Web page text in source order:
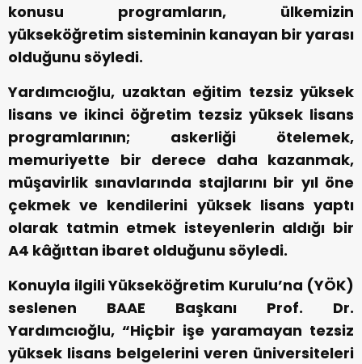
konusu programların, ülkemizin
yükseköğretim sisteminin kanayan bir yarası
olduğunu söyledi.
Yardımcıoğlu, uzaktan eğitim tezsiz yüksek
lisans ve ikinci öğretim tezsiz yüksek lisans
programlarının; askerliği ötelemek,
memuriyette bir derece daha kazanmak,
müşavirlik sınavlarında stajlarını bir yıl öne
çekmek ve kendilerini yüksek lisans yaptı
olarak tatmin etmek isteyenlerin aldığı bir
A4 kâğıttan ibaret olduğunu söyledi.
Konuyla ilgili Yükseköğretim Kurulu’na (YÖK)
seslenen BAAE Başkanı Prof. Dr.
Yardımcıoğlu, “Hiçbir işe yaramayan tezsiz
yüksek lisans belgelerini veren üniversiteleri